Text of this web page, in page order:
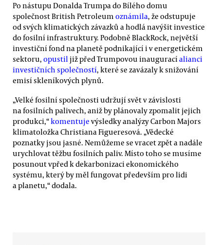
Po nástupu Donalda Trumpa do Bílého domu
společnost British Petroleum oznámila, že odstupuje
od svých klimatických závazků a hodlá navýšit investice
do fosilní infrastruktury. Podobně BlackRock, největší
investiční fond na planetě podnikající i v energetickém
sektoru, opustil již před Trumpovou inauguracíalianci
investičních společností, které se zavázaly k snižování
emisí skleníkových plynů.
„Velké fosilní společnosti udržují svět v závislosti
na fosilních palivech, aniž by plánovaly zpomalit jejich
produkci,“komentuje výsledky analýzy Carbon Majors
klimatoložka Christiana Figueresová. „Vědecké
poznatky jsou jasné. Nemůžeme se vracet zpět a nadále
urychlovat těžbu fosilních paliv. Místo toho se musíme
posunout vpřed k dekarbonizaci ekonomického
systému, který by měl fungovat především pro lidi
a planetu,“ dodala.